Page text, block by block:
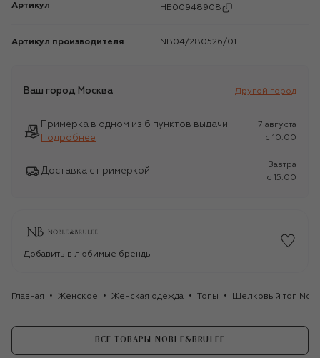
Артикул HE00948908
Артикул производителя NB04/280526/01
Ваш город Москва Другой город
Примерка в одном из 6 пунктов выдачи
Подробнее
7 августа
c 10:00
Доставка с примеркой
Завтра
c 15:00
Добавить в любимые бренды
Главная Женское Женская одежда Топы Шелковый топ
ВСЕ ТОВАРЫ NOBLE&BRULEE